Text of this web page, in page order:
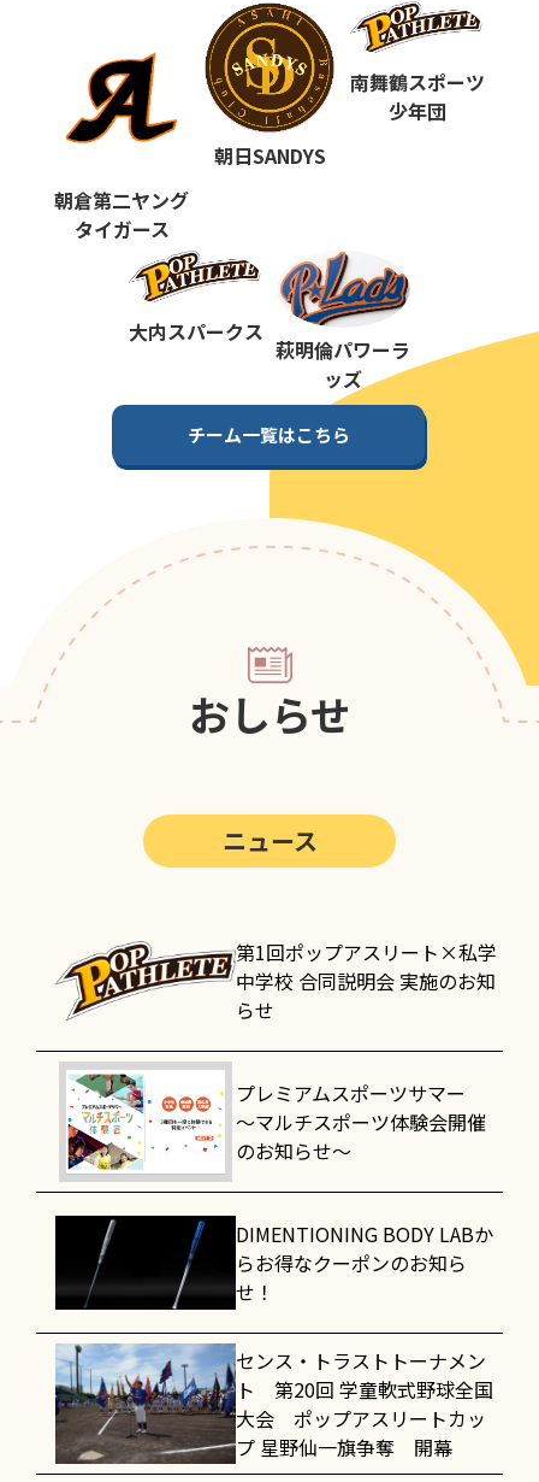
ポップアスリートカップ
第10回 ポップアスリートカップ
第9回 ポップアスリートカップ
第7回
第6回 ポップアスリートカップ
第5回 ポップアスリートカップ
ポップアスリートカップ
ポップアスリートカップ
ポップアスリートカップ
朝倉第二ヤング
タイガース
朝日SANDYS
南舞鶴スポーツ
少年団
大内スパークス
萩明倫パワーラ
ッズ
チーム一覧はこちら
おしらせ
ニュース
第1回ポップアスリート×私学
中学校 合同説明会 実施のお知
らせ
プレミアムスポーツサマー
～マルチスポーツ体験会開催
のお知らせ～
DIMENTIONING BODY LABか
らお得なクーポンのお知ら
せ！
センス・トラストトーナメン
ト 第20回 学童軟式野球全国
大会 ポップアスリートカッ
プ 星野仙一旗争奪 開幕